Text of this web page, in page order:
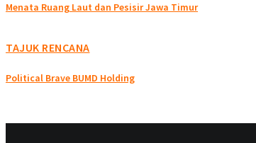
Menata Ruang Laut dan Pesisir Jawa Timur
TAJUK RENCANA
Political Brave BUMD Holding